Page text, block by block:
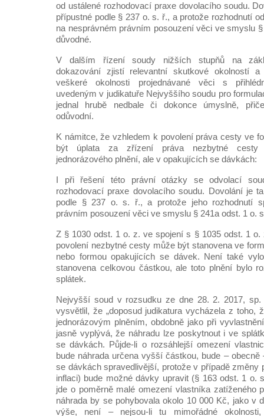
od ustálené rozhodovací praxe dovolacího soudu.
přípustné podle § 237 o. s. ř., a protože rozhodnutí
na nesprávném právním posouzení věci ve smyslu
důvodné.
V dalším řízení soudy nižších stupňů na
dokazování zjistí relevantní skutkové okolností
veškeré okolnosti projednávané věci s
uvedeným v judikatuře Nejvyššího soudu pro
jednal hrubě nedbale či dokonce úmyslně,
odůvodní.
K námitce, že vzhledem k povolení práva cesty ve
být úplata za zřízení práva nezbytné cesty
jednorázového plnění, ale v opakujících se dávkách:
I při řešení této právní otázky se odvolací
rozhodovací praxe dovolacího soudu. Dovolání je
podle § 237 o. s. ř., a protože jeho rozhodnutí
právním posouzení věci ve smyslu § 241a odst. 1 o.
Z § 1030 odst. 1 o. z. ve spojení s § 1035 odst. 1
povolení nezbytné cesty může být stanovena ve
nebo formou opakujících se dávek. Není také
stanovena celkovou částkou, ale toto plnění bylo
splátek.
Nejvyšší soud v rozsudku ze dne 28. 2. 2017, sp.
vysvětlil, že „doposud judikatura vycházela z toho,
jednorázovým plněním, obdobně jako při
jasně vyplývá, že náhradu lze poskytnout i ve
se dávkách. Půjde-li o rozsáhlejší omezení
bude náhrada určena vyšší částkou, bude –
se dávkách spravedlivější, protože v případě změny
inflaci) bude možné dávky upravit (§ 163 odst. 1 o.
jde o poměrně malé omezení vlastníka zatíženého
náhrada by se pohybovala okolo 10 000 Kč, jako v
výše, není – nejsou-li tu mimořádné